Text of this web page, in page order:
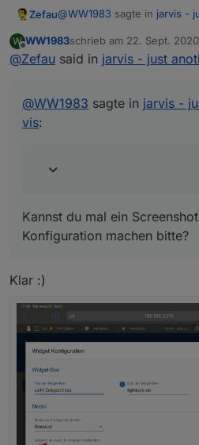
Zefau@WW1983 sagte in jarvis -
Auch mit der neuen
Konfiguration machen bitte?
W
Offline
WW1983schrieb am 22. Sept.
zuletzt editiert von
@Zefau said in jarvis - just
@WW1983 sagte in jarvis -
vis:
Kannst du mal ein
Konfiguration machen bitte?
Klar :)